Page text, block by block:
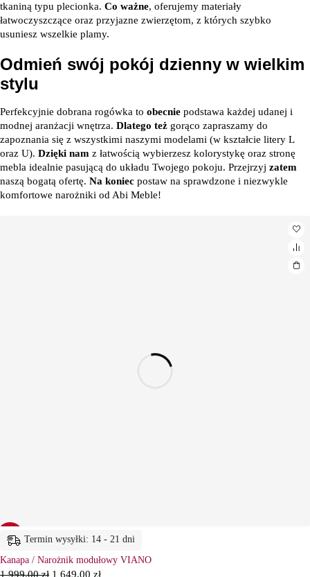
tkaniną typu plecionka. Co ważne, oferujemy materiały
łatwoczyszczące oraz przyjazne zwierzętom, z których szybko
usuniesz wszelkie plamy.
Odmień swój pokój dzienny w wielkim
stylu
Perfekcyjnie dobrana rogówka to obecnie podstawa każdej udanej i
modnej aranżacji wnętrza. Dlatego też gorąco zapraszamy do
zapoznania się z wszystkimi naszymi modelami (w kształcie litery L
oraz U). Dzięki nam z łatwością wybierzesz kolorystykę oraz stronę
mebla idealnie pasującą do układu Twojego pokoju. Przejrzyj zatem
naszą bogatą ofertę. Na koniec postaw na sprawdzone i niezwykle
komfortowe narożniki od Abi Meble!
18% Termin wysyłki: 14 - 21 dni
Kanapa / Narożnik modułowy VIANO
1 999,00zł 1 649,00 zł